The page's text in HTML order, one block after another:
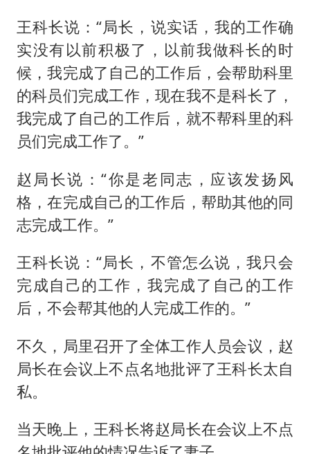
王科长说：“局长，说实话，我的工作确
实没有以前积极了，以前我做科长的时
候，我完成了自己的工作后，会帮助科里
的科员们完成工作，现在我不是科长了，
我完成了自己的工作后，就不帮科里的科
员们完成工作了。”
赵局长说：“你是老同志，应该发扬风
格，在完成自己的工作后，帮助其他的同
志完成工作。”
王科长说：“局长，不管怎么说，我只会
完成自己的工作，我完成了自己的工作
后，不会帮其他的人完成工作的。”
不久，局里召开了全体工作人员会议，赵
局长在会议上不点名地批评了王科长太自
私。
当天晚上，王科长将赵局长在会议上不点